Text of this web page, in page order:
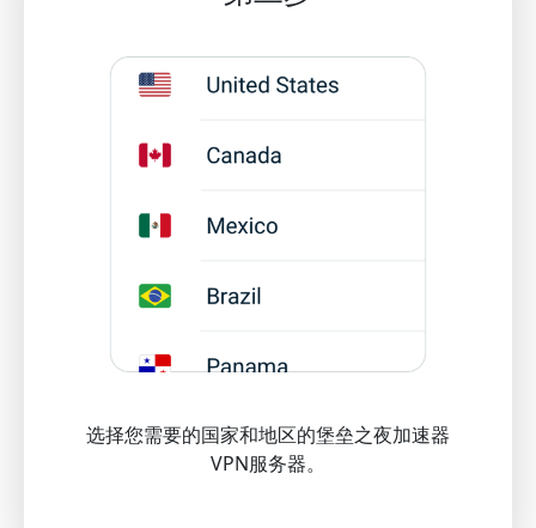
选择您需要的国家和地区的堡垒之夜加速器
VPN服务器。